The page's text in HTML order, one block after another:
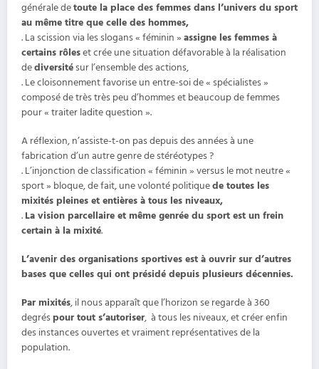
générale detoute la place des femmes dans l’univers du sport
au même titre que celle des hommes,
. La scission via les slogans « féminin » assigne les femmes à
certains rôleset crée une situation défavorable à la réalisation
dediversitésur l’ensemble des actions,
. Le cloisonnement favorise un entre-soi de « spécialistes »
composé de très très peu d’hommes et beaucoup de femmes
pour « traiter ladite question ».
A réflexion, n’assiste-t-on pas depuis des années à une
fabrication d’un autre genre de stéréotypes ?
. L’injonction de classification « féminin » versus le mot neutre «
sport » bloque, de fait, une volonté politiquede toutes les
mixités pleines et entières à tous les niveaux,
. La vision parcellaire et même genrée du sport est un frein
certain à la mixité.
L’avenir des organisations sportives est à ouvrir sur d’autres
bases que celles qui ont présidé depuis plusieurs décennies.
Par mixités, il nous apparaît que l’horizon se regarde à 360
degréspour tout s’autoriser, à tous les niveaux, et créer enfin
des instances ouvertes et vraiment représentatives de la
population.